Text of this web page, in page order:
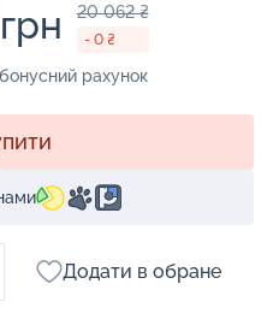
20 062 ₴
- 0 ₴
рахунок
Додати в обране